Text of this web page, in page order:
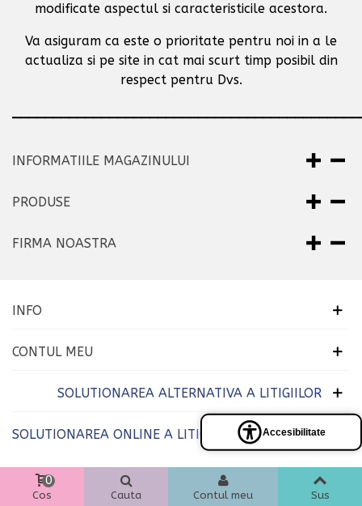
modificate aspectul si caracteristicile acestora.
Va asiguram ca este o prioritate pentru noi in a le
actualiza si pe site in cat mai scurt timp posibil din
respect pentru Dvs.
INFORMATIILE MAGAZINULUI
PRODUSE
FIRMA NOASTRA
INFO
CONTUL MEU
SOLUTIONAREA ALTERNATIVA A LITIGIILOR
SOLUTIONAREA ONLINE A LITIGIILOR
Cos
0
Cauta Contul meu Sus
Accesibilitate
Panel
accesibilidad